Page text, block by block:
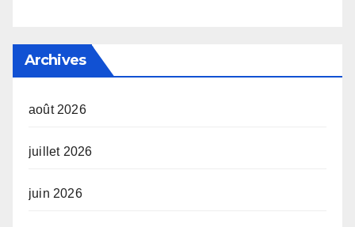
Archives
août 2026
juillet 2026
juin 2026